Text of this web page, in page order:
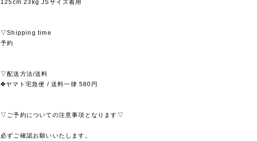
125cm 23kg JSサイズ着用
▽Shipping time
予約
▽配送方法/送料
✤ヤマト宅急便 / 送料一律 580円
▽ご予約についての注意事項となります▽
必ずご確認お願いいたします。